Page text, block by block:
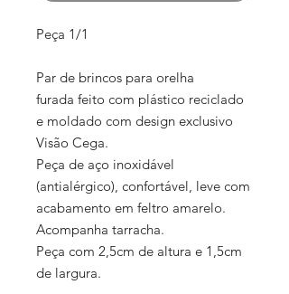
Peça 1/1
Par de brincos para orelha
furada feito com plástico reciclado
e moldado com design exclusivo
Visão Cega.
Peça de aço inoxidável
(antialérgico), confortável, leve com
acabamento em feltro amarelo.
Acompanha tarracha.
Peça com 2,5cm de altura e 1,5cm
de largura.